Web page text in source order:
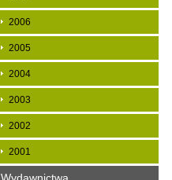
2006
2005
2004
2003
2002
2001